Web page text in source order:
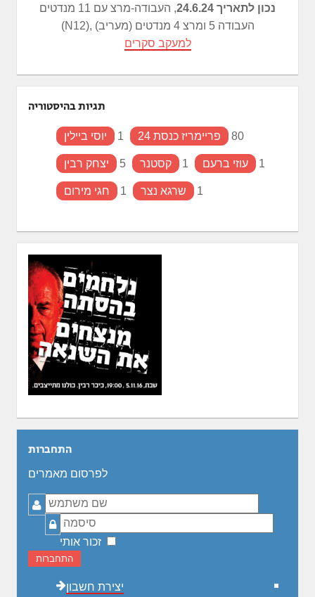
נכון לתאריך 24.6.24
, העבודה-מרצ עם 11 מנדטים
(N12), העבודה 5 ומרצ 4 מנדטים (מעריב)
למעקב סקרים
תגיות בהיסטוריה
יוסי ביילין 1 פריימריז כנסת 24 80
יצחק רבין 5 קסטנר 1 עוזי ברעם 1
חגי מירום 1 שרגא נצר 1
התחברות
לפרסום מאמרים
שם
משתמש
סיסמה
זכור אותי
התחברות
יצירת חשבון